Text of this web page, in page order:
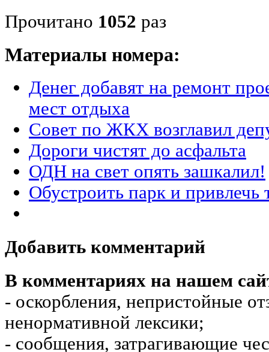
Прочитано 1052 раз
Материалы номера:
Денег добавят на ремонт
мест отдыха
Совет по ЖКХ возглавил
Дороги чистят до асфальта
ОДН на свет опять зашкалил!
Обустроить парк и привлечь
Добавить комментарий
В комментариях на нашем
- оскорбления, непристойные
ненормативной лексики;
- сообщения, затрагивающие